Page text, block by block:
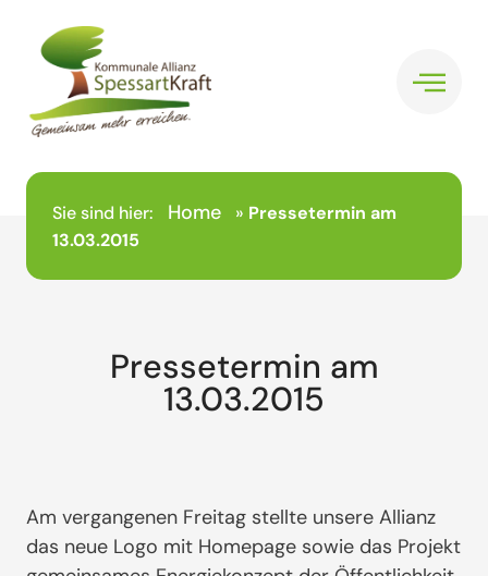
Sie sind hier: Home » Pressetermin am
13.03.2015
Pressetermin am
13.03.2015
Am vergangenen Freitag stellte unsere Allianz
das neue Logo mit Homepage sowie das Projekt